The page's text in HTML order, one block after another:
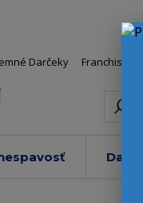
Darčeky Franchise